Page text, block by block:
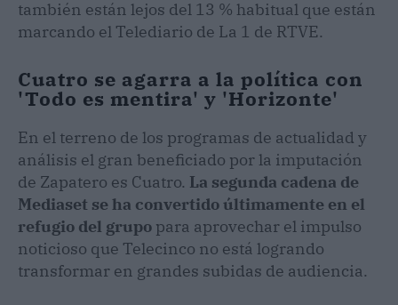
también están lejos del 13 % habitual que están
marcando el Telediario de La 1 de RTVE.
Cuatro se agarra a la política con
'Todo es mentira' y 'Horizonte'
En el terreno de los programas de actualidad y
análisis el gran beneficiado por la imputación
de Zapatero es Cuatro. La segunda cadena de
Mediaset se ha convertido últimamente en el
refugio del grupo para aprovechar el impulso
noticioso que Telecinco no está logrando
transformar en grandes subidas de audiencia.